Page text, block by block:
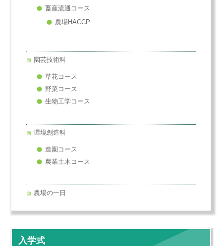
畜産流通コース
農場HACCP
園芸技術科
草花コース
野菜コース
生物工学コース
環境創造科
造園コース
農業土木コース
農場の一日
入学式